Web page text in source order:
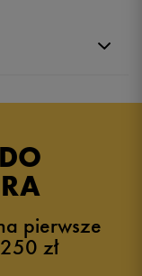
pierwsze
zł